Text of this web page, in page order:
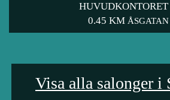
HUVUDKONTORET
0.45 KM ÅSGATAN
Visa alla salonger i